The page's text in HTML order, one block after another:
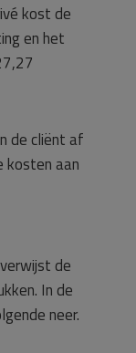
kost de
en het
de cliënt af
kosten aan
de
In de
neer.